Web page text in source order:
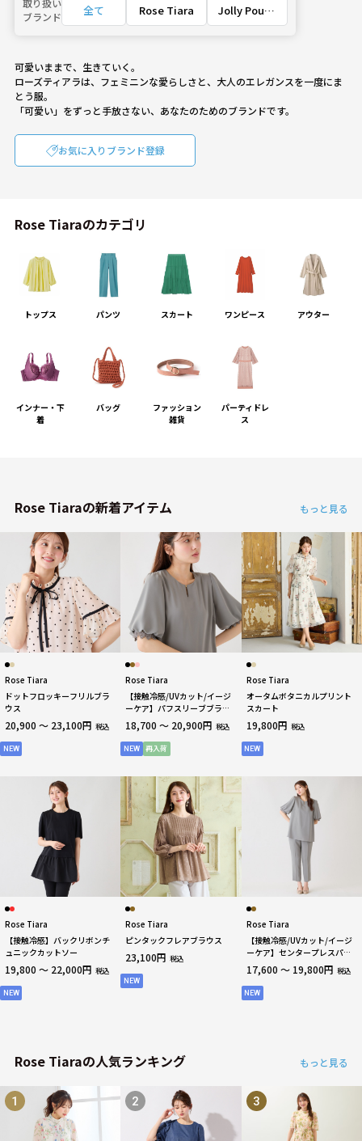
取り扱い
ブランド
全て Rose Tiara
Jolly Poup
ée
可愛いままで、生きていく。
ローズティアラは、フェミニンな愛らしさと、大人のエレガンスを一度にま
とう服。
「可愛い」をずっと手放さない、あなたのためのブランドです。
お気に入りブランド登録
Rose Tiaraのカテゴリ
トップス パンツ スカート ワンピース アウター
インナー・下
着
バッグ
ファッション
雑貨
パーティドレ
ス
Rose Tiaraの新着アイテム もっと見る
Rose Tiara
ドットフロッキーフリルブラ
ウス
20,900 ～ 23,100円 税込
NEW
Rose Tiara
【接触冷感/UVカット/イージ
ーケア】パフスリーブブラウ
ス
18,700 ～ 20,900円 税込
NEW 再入荷
Rose Tiara
オータムボタニカルプリント
スカート
19,800円 税込
NEW
Rose Tiara
【接触冷感】バックリボンチ
ュニックカットソー
19,800 ～ 22,000円 税込
NEW
Rose Tiara
ピンタックフレアブラウス
23,100円 税込
NEW
Rose Tiara
【接触冷感/UVカット/イージ
ーケア】センタープレスパン
ツ
17,600 ～ 19,800円 税込
NEW
Rose Tiaraの人気ランキング もっと見る
1 2 3